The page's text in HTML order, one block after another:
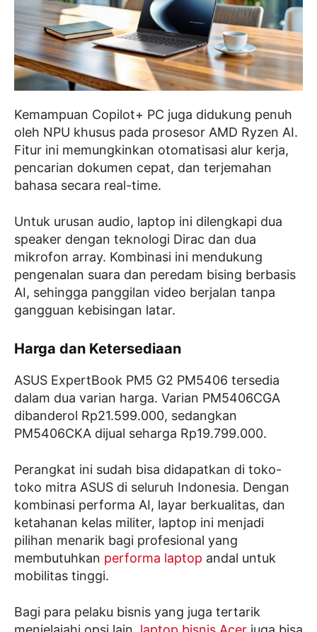
Kemampuan Copilot+ PC juga didukung penuh
oleh NPU khusus pada prosesor AMD Ryzen AI.
Fitur ini memungkinkan otomatisasi alur kerja,
pencarian dokumen cepat, dan terjemahan
bahasa secara real-time.
Untuk urusan audio, laptop ini dilengkapi dua
speaker dengan teknologi Dirac dan dua
mikrofon array. Kombinasi ini mendukung
pengenalan suara dan peredam bising berbasis
AI, sehingga panggilan video berjalan tanpa
gangguan kebisingan latar.
Harga dan Ketersediaan
ASUS ExpertBook PM5 G2 PM5406 tersedia
dalam dua varian harga. Varian PM5406CGA
dibanderol Rp21.599.000, sedangkan
PM5406CKA dijual seharga Rp19.799.000.
Perangkat ini sudah bisa didapatkan di toko-
toko mitra ASUS di seluruh Indonesia. Dengan
kombinasi performa AI, layar berkualitas, dan
ketahanan kelas militer, laptop ini menjadi
pilihan menarik bagi profesional yang
membutuhkan performa laptop andal untuk
mobilitas tinggi.
Bagi para pelaku bisnis yang juga tertarik